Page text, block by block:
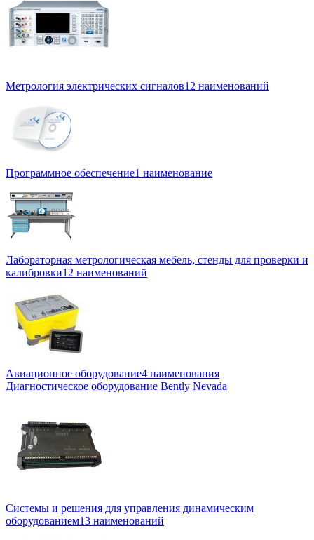
Метрология электрических сигналов12 наименований
Программное обеспечение1 наименование
Лабораторная метрологическая мебель, стенды для проверки и
калибровки12 наименований
Авиационное оборудование4 наименования
Диагностическое оборудование Bently Nevada
Системы и решения для управления динамическим
оборудованием13 наименований